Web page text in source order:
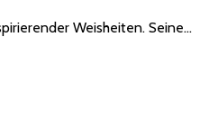
Weisheiten. Seine…